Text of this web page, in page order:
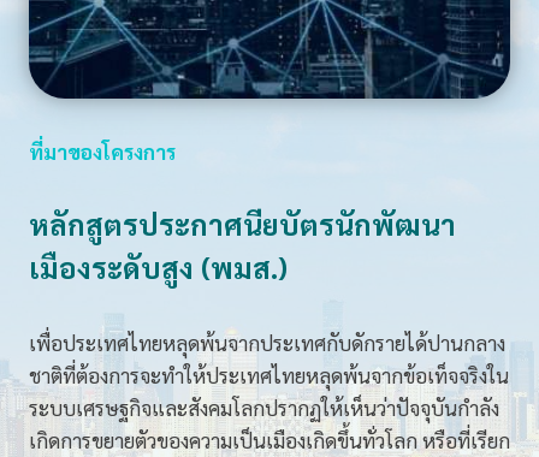
ที่
ร่
ว
อ
ล
ก
า
ร
ที่มาของโครงการ
หลักสูตรประกาศนียบัตรนักพัฒนา
เมืองระดับสูง (พมส.)
เพื่อประเทศไทยหลุดพ้นจากประเทศกับดักรายได้ปานกลาง
ชาติที่ต้องการจะทำให้ประเทศไทยหลุดพ้นจากข้อเท็จจริงใน
ระบบเศรษฐกิจและสังคมโลกปรากฏให้เห็นว่าปัจจุบันกำลัง
เกิดการขยายตัวของความเป็นเมืองเกิดขึ้นทั่วโลก หรือที่เรียก